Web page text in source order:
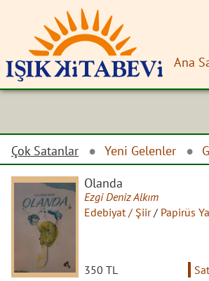
Ana
Çok Satanlar Yeni Gelenler
Olanda
Ezgi Deniz Alkım
Edebiyat / Şiir/ Papirüs
350 TL